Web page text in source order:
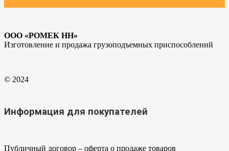
ООО «РОМЕК НН»
Изготовление и продажа грузоподъемных приспособлений
© 2024
Информация для покупателей
Публичный договор – оферта о продаже товаров